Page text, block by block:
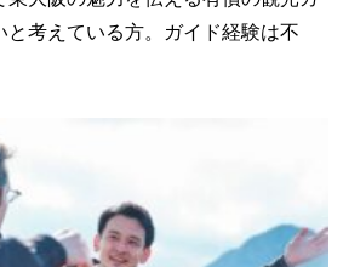
と考えている方。ガイド経験は不